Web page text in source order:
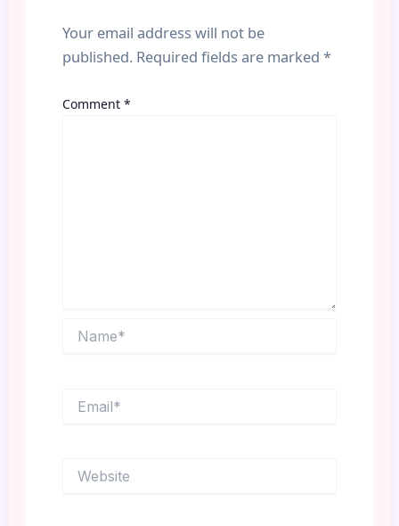
Your email address will not be
published. Required fields are marked *
Comment *